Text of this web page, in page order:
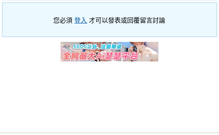
您必須登入 才可以發表或回覆留言討論